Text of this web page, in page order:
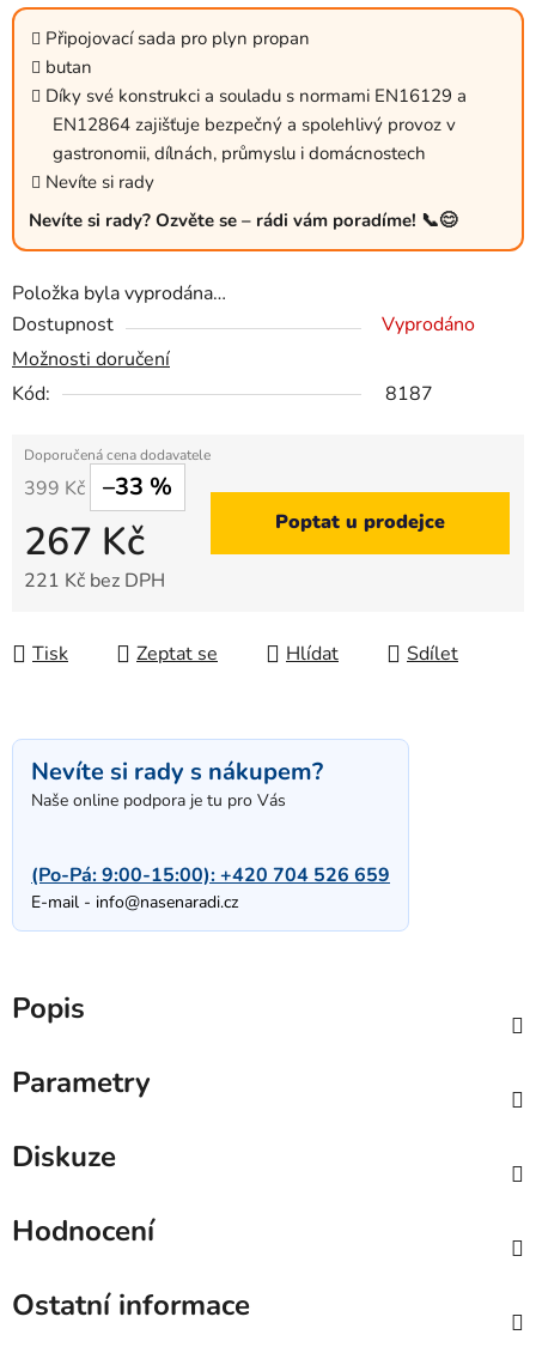
Připojovací sada pro plyn propan
butan
Díky své konstrukci a souladu s normami EN16129 a
EN12864 zajišťuje bezpečný a spolehlivý provoz v
gastronomii, dílnách, průmyslu i domácnostech
Nevíte si rady
Nevíte si rady? Ozvěte se – rádi vám poradíme! 📞😊
Položka byla vyprodána…
Dostupnost
Vyprodáno
Možnosti doručení
Kód:
8187
399 Kč –33 %
267 Kč
221 Kč bez DPH
Poptat u prodejce
Tisk Zeptat se Hlídat Sdílet
Nevíte si rady s nákupem?
Naše online podpora je tu pro Vás
(Po-Pá: 9:00-15:00):+420 704 526 659
E-mail - info@nasenaradi.cz
Popis
Parametry
Diskuze
Hodnocení
Ostatní informace